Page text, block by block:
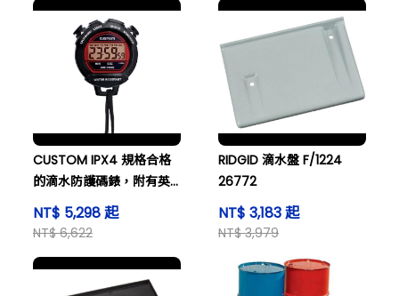
CUSTOM IPX4 規格合格
的滴水防護碼錶，附有英
文校準證書 SW-709N。
NT$ 5,298 起
NT$ 6,622
RIDGID 滴水盤 F/1224
26772
NT$ 3,183 起
NT$ 3,979